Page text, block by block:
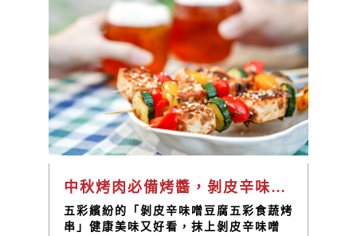
中秋烤肉必備烤醬，剝皮辛味噌豆腐五彩食蔬烤串｜禾乃川小廚房
五彩繽紛的「剝皮辛味噌豆腐五彩食蔬烤
串」健康美味又好看，抹上剝皮辛味噌